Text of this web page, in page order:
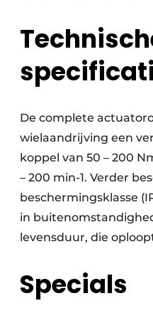
De complete
wielaandrijving een
koppel van 50 – 200
– 200 min-1. Verder
beschermingsklasse
in
levensduur, die
Specials